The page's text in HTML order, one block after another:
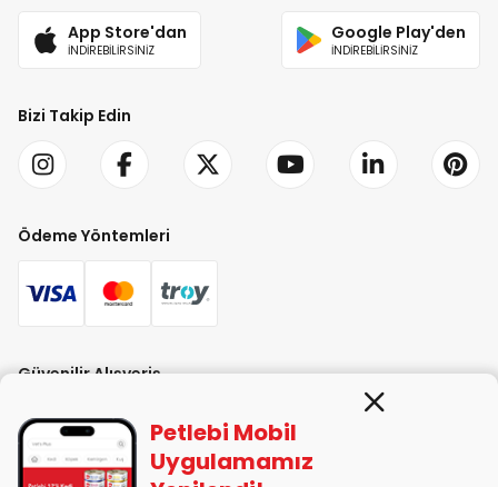
App Store'dan
İNDİREBİLİRSİNİZ
Google Play'den
İNDİREBİLİRSİNİZ
Bizi Takip Edin
Ödeme Yöntemleri
Güvenilir Alışveriş
Petlebi Mobil
Uygulamamız